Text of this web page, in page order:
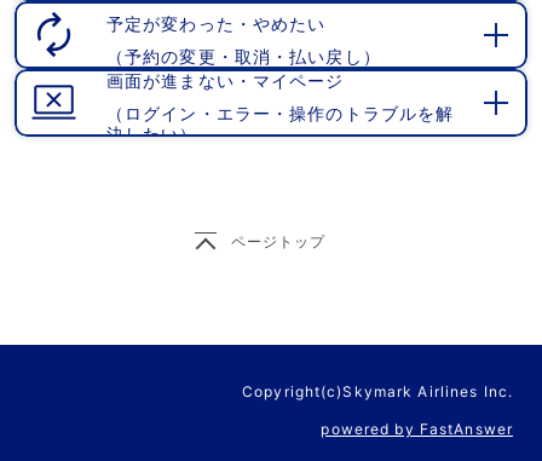
予定が変わった・やめたい
（予約の変更・取消・払い戻し）
画面が進まない・マイページ
（ログイン・エラー・操作のトラブルを解
決したい）
ページトップ
Copyright(c)Skymark Airlines Inc.
powered by FastAnswer